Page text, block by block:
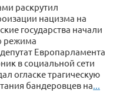
раскрутил
нацизма на
государства начали
режима
Европарламента
в социальной сети
огласке трагическую
бандеровцев на...